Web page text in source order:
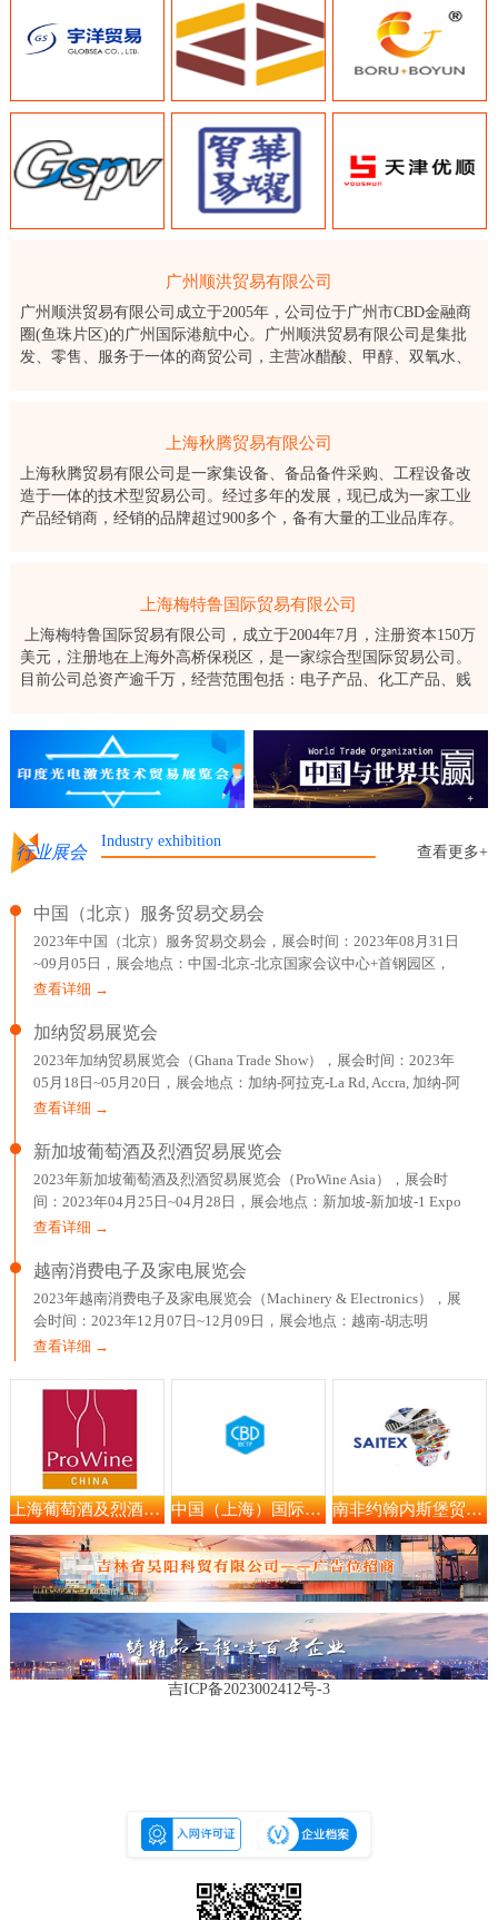
广州顺洪贸易有限公司
广州顺洪贸易有限公司成立于2005年，公司位于广州市CBD金融商
圈(鱼珠片区)的广州国际港航中心。广州顺洪贸易有限公司是集批
发、零售、服务于一体的商贸公司，主营冰醋酸、甲醇、双氧水、
上海秋腾贸易有限公司
上海秋腾贸易有限公司是一家集设备、备品备件采购、工程设备改
造于一体的技术型贸易公司。经过多年的发展，现已成为一家工业
产品经销商，经销的品牌超过900多个，备有大量的工业品库存。
上海梅特鲁国际贸易有限公司
上海梅特鲁国际贸易有限公司，成立于2004年7月，注册资本150万
美元，注册地在上海外高桥保税区，是一家综合型国际贸易公司。
目前公司总资产逾千万，经营范围包括：电子产品、化工产品、贱
行业展会
Industry exhibition
查看更多+
中国（北京）服务贸易交易会
2023年中国（北京）服务贸易交易会，展会时间：2023年08月31日
~09月05日，展会地点：中国-北京-北京国家会议中心+首钢园区，
主办方：中华人民共和国商务部、北京市人民政府，举办
查看详细 →
加纳贸易展览会
2023年加纳贸易展览会（Ghana Trade Show），展会时间：2023年
05月18日~05月20日，展会地点：加纳-阿拉克-La Rd, Accra, 加纳-阿
克拉国际贸易展览中心，主办方：EXPOMAG，举办周期：一年一
查看详细 →
新加坡葡萄酒及烈酒贸易展览会
2023年新加坡葡萄酒及烈酒贸易展览会（ProWine Asia），展会时
间：2023年04月25日~04月28日，展会地点：新加坡-新加坡-1 Expo
Drive Singapore 486150 Singapore-新加坡博览中心，主办方：英富
查看详细 →
越南消费电子及家电展览会
2023年越南消费电子及家电展览会（Machinery & Electronics），展
会时间：2023年12月07日~12月09日，展会地点：越南-胡志明
市-799 Nguyen Van Linh,Tan Phu Ward,Dist 7-胡志明西贡会展中心，
查看详细 →
上海葡萄酒及烈酒贸易展览会 中国（上海）国际建筑贸易展览会 CBD 上海建博会 南非约翰内斯堡贸易展览会
吉ICP备2023002412号-3